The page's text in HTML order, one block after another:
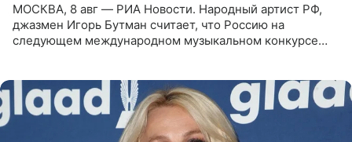
МОСКВА, 8 авг — РИА Новости. Народный артист РФ,
джазмен Игорь Бутман считает, что Россию на
следующем международном музыкальном конкурсе